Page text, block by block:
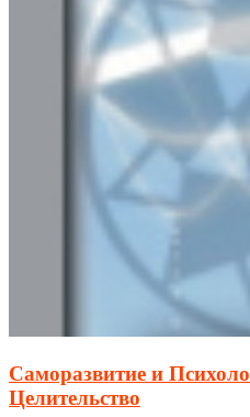
Саморазвитие и
Целительство